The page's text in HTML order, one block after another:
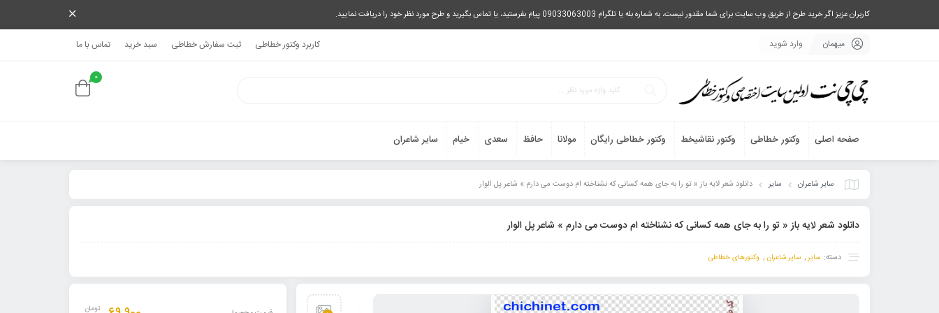
کاربران عزیز اگر خرید طرح از طریق وب سایت برای شما مقدور نیست، به شماره بله یا تلگرام 09033063003 پیام بفرستید، یا تماس بگیرید و طرح مورد نظر خود را دریافت نمایید.
میهمان وارد شوید کاربرد وکتور خطاطی ثبت سفارش خطاطی سبد خرید تماس با ما
0
صفحه اصلی وکتور خطاطی وکتور نقاشیخط وکتور خطاطی رایگان مولانا حافظ سعدی خیام سایر شاعران
سایر شاعران سایر دانلود شعر لایه باز « تو را به جای همه کسانی که نشناخته ام دوست می دارم » شاعر پل الوار
دانلود شعر لایه باز « تو را به جای همه کسانی که نشناخته ام دوست می دارم » شاعر پل الوار
دسته: سایر, سایر شاعران, وکتورهای خطاطی
تومان